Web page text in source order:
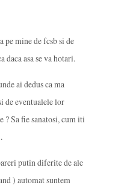
pe mine de fcsb si de
daca asa se va hotari.
ai dedus ca ma
de eventualele lor
? Sa fie sanatosi, cum iti
putin diferite de ale
) automat suntem